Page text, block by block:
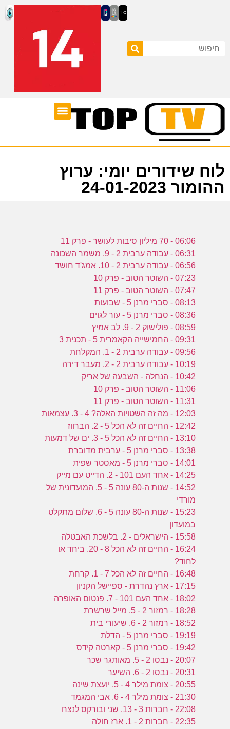
לוח שידורים יומי: ערוץ
ההומור 24-01-2023
06:06 - 70 מיליון סיבות לעושר - פרק 11
06:31 - עבודה ערבית 2 - 9. משמר השכונה
06:56 - עבודה ערבית 2 - 10. אמג'ד חושד
07:23 - השוטר הטוב - פרק 10
07:47 - השוטר הטוב - פרק 11
08:13 - סברי מרנן 5 - שבועות
08:36 - סברי מרנן 5 - עור לגוים
08:59 - פולישוק 2 - 9. לב אמיץ
09:31 - החמישייה הקאמרית 5 - תכנית 3
09:56 - עבודה ערבית 2 - 1. המקלחת
10:19 - עבודה ערבית 2 - 2. מעבר דירה
10:42 - הנחלה - השבעה של אריק
11:06 - השוטר הטוב - פרק 10
11:31 - השוטר הטוב - פרק 11
12:03 - מה זה השטויות האלה? 4 - 3. עצמאות
12:42 - החיים זה לא הכל 5 - 2. הברווז
13:10 - החיים זה לא הכל 5 - 3. ים של דמעות
13:38 - סברי מרנן 5 - ערבית מדוברת
14:01 - סברי מרנן 5 - מאסטר שפית
14:25 - אחד העם 101 - 2. הדייט עם מייק
14:52 - שנות ה-80 עונה 5 - 5. המועדונית של
מורדי
15:23 - שנות ה-80 עונה 5 - 6. שלום מתקלט
במועדון
15:58 - הישראלים - 2. בלשכת האבטלה
16:24 - החיים זה לא הכל 8 - 20. ביחד או
לחוד?
16:48 - החיים זה לא הכל 7 - 1. קרחת
17:15 - ארץ נהדרת - ספיישל הקניון
18:02 - אחד העם 101 - 7. פנטום האופרה
18:28 - רמזור 2 - 5. מייל שרשרת
18:52 - רמזור 2 - 6. שיעורי בית
19:19 - סברי מרנן 5 - הדלת
19:42 - סברי מרנן 5 - קארטה קידס
20:07 - נבסו 2 - 5. מאותגר שכר
20:31 - נבסו 2 - 6. השיער
20:55 - צומת מילר 4 - 5. יועצת שינה
21:30 - צומת מילר 4 - 6. אבי המגמד
22:08 - חברות 3 - 13. שני ובורקס לנצח
22:35 - חברות 2 - 1. ארז חולה